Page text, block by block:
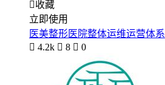
收藏
立即使用
医美整形医院整体运维运营体系
 4.2k  8  0